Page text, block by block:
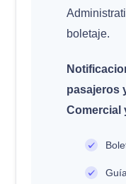
boletaje.
pasajeros
Comercial